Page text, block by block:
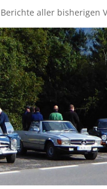
aller bisherigen